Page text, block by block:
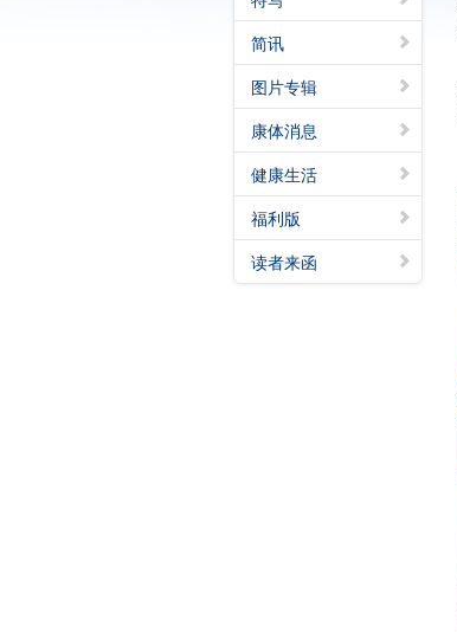
简讯
图片专辑
康体消息
健康生活
福利版
读者来函